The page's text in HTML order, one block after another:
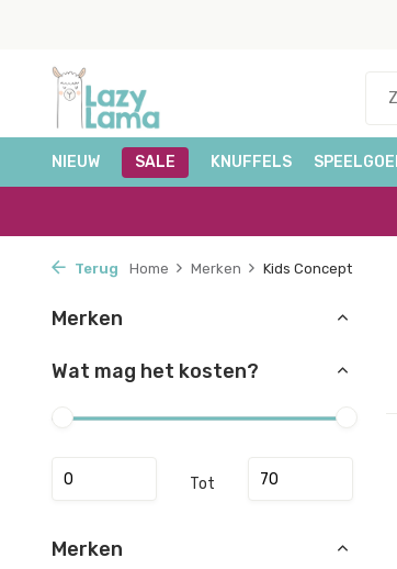
NIEUW SALE KNUFFELS
Terug Home Merken Kids Concept
Merken
Wat mag het kosten?
Tot
Merken